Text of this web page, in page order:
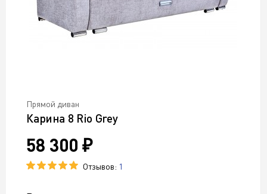
Прямой диван
Карина 8 Rio Grey
58 300 ₽
Отзывов: 1